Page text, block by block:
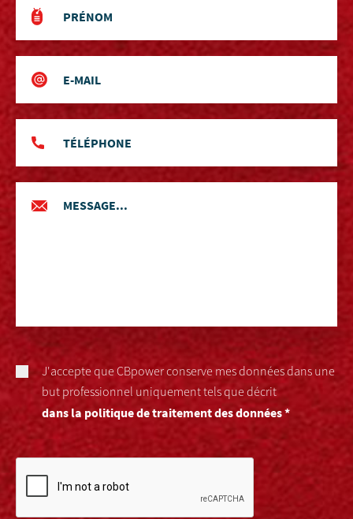
J'accepte que CBpower conserve mes données dans une
but professionnel uniquement tels que décrit
dans la politique de traitement des données *